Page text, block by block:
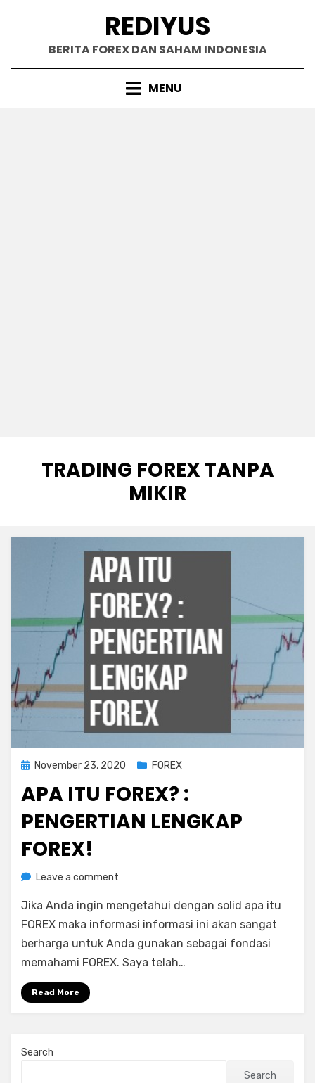
REDIYUS
BERITA FOREX DAN SAHAM INDONESIA
MENU
TAG
:
TRADING FOREX TANPA
MIKIR
PostedNovember 23, 2020 FOREX
APA ITU FOREX? :
PENGERTIAN LENGKAP
FOREX!
byRediyus
Leave a comment
itu
FOREX?
:
Pengertian
Lengkap
Jika Anda ingin mengetahui dengan solid apa itu
FOREX maka informasi informasi ini akan sangat
berharga untuk Anda gunakan sebagai fondasi
memahami FOREX. Saya telah…
Read More
Search
Search